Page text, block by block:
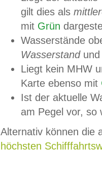
gilt dies als
mit Grün
Wasserstände
Wasserstandund
Liegt kein MHW
Karte ebenso mit
Ist der aktuelle
am Pegel vor,
Alternativ können die
höchsten